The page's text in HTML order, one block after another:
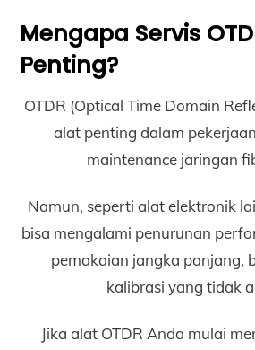
Mengapa Servis
Penting?
OTDR (Optical Time Domain
alat penting dalam
maintenance jaringan
Namun, seperti alat elektronik
bisa mengalami penurunan
pemakaian jangka panjang,
kalibrasi yang tidak
Jika alat OTDR Anda mulai